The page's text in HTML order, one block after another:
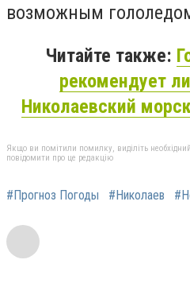
возможным
Читайте также:
рекомендует
Николаевский
Якщо ви помітили помилку, виділіть
повідомити про це редакцію
#Прогноз Погоды #Николаев